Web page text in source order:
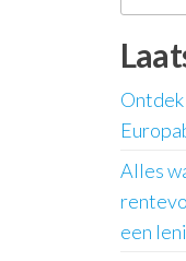
Alles
een